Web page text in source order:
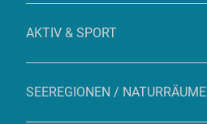
AKTIV & SPORT
SEEREGIONEN / NATURRÄUME